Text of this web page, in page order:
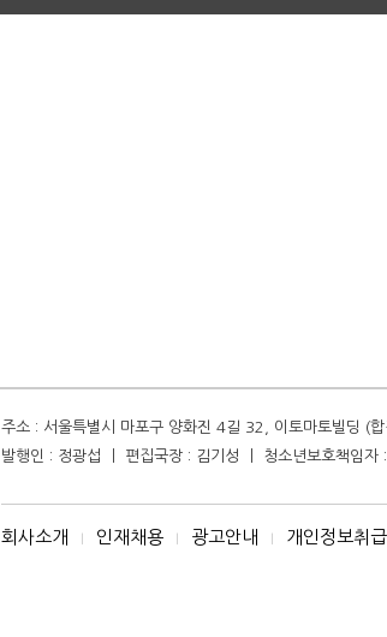
주소 : 서울특별시 마포구 양화진 4길 32, 이토마토빌딩
발행인 : 정광섭 ㅣ 편집국장 : 김기성 ㅣ 청소년보호책
회사소개 I 인재채용 I 광고안내 I 개인정보취